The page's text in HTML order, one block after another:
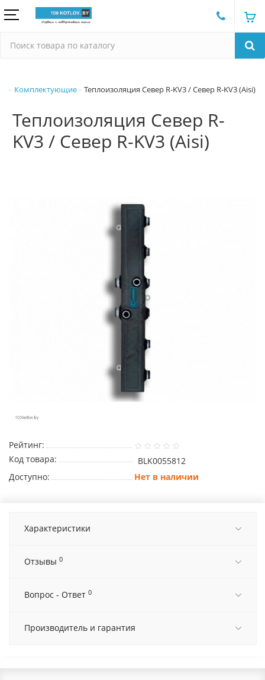
Комплектующие Теплоизоляция Север R-KV3 / Север R-KV3 (Aisi)
Теплоизоляция Север R-
KV3 / Север R-KV3 (Aisi)
Рейтинг:
Код товара:
BLK0055812
Доступно:
Нет в наличии
Характеристики
Отзывы 0
Вопрос - Ответ 0
Производитель и гарантия